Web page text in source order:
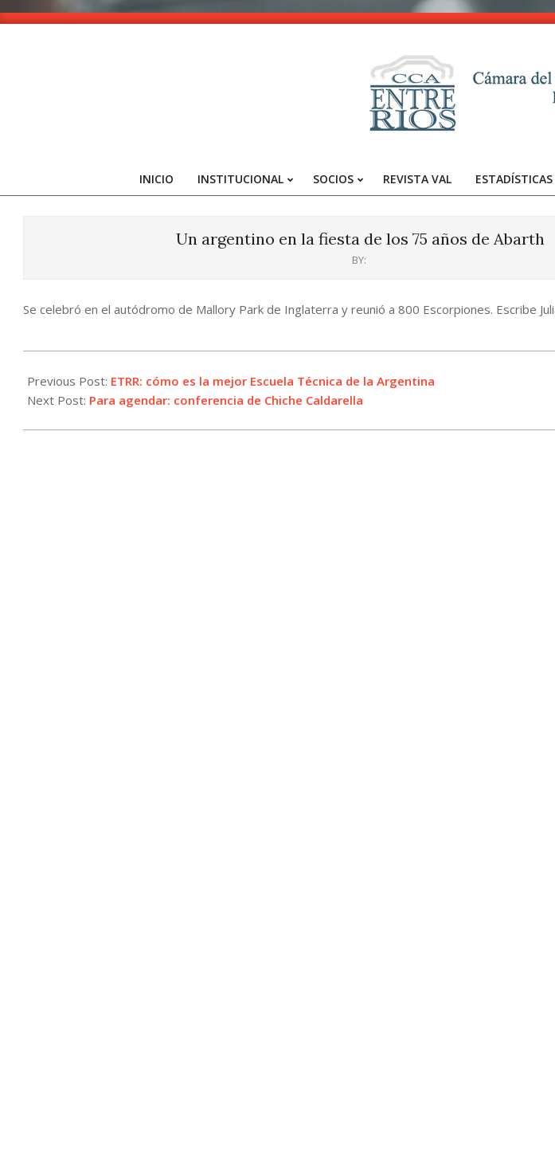
Skip
-
Entre
INICIO INSTITUCIONAL SOCIOS REVISTA VAL ESTADÍSTICAS
Un argentino en la fiesta de los 75 años de Abarth
BY:
Se celebró en el autódromo de Mallory Park de Inglaterra y reunió a 800 Escorpiones. Escribe
07-
09
Previous Post: ETRR: cómo es la mejor Escuela Técnica de la Argentina
Next Post: Para agendar: conferencia de Chiche Caldarella